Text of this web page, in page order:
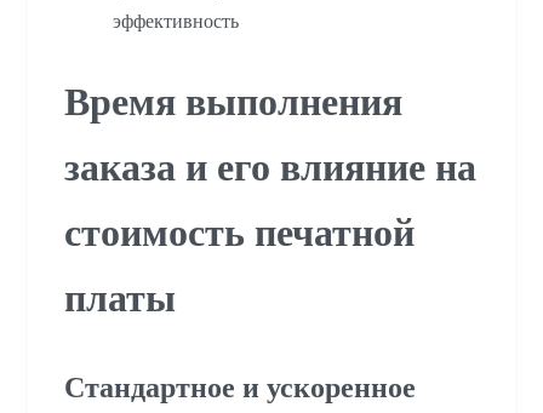
эффективность
Время выполнения
заказа и его влияние на
стоимость печатной
платы
Стандартное и ускоренное